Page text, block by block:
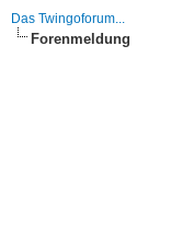
Das Twingoforum...
Forenmeldung